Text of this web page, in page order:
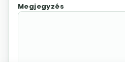
Megjegyzés